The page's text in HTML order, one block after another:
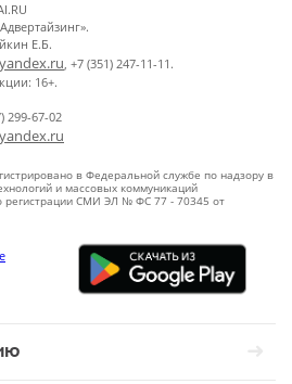
Е.Б.
, +7 (351) 247-11-11.
16+.
299-67-02
в Федеральной службе по надзору в
и массовых коммуникаций
регистрации СМИ ЭЛ № ФС 77 - 70345 от